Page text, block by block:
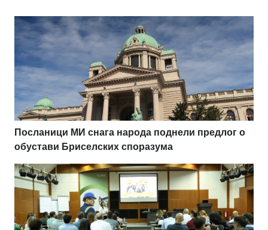
Посланици МИ снага народа поднели предлог о
обустави Бриселских споразума